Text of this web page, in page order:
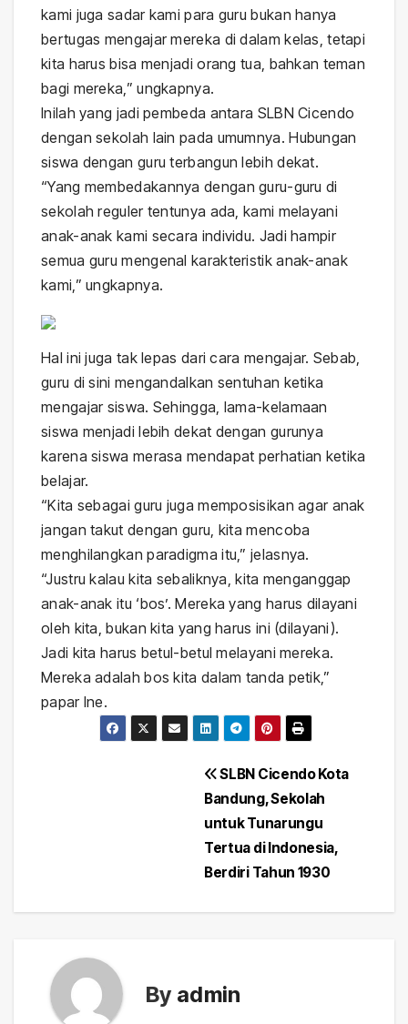
kami juga sadar kami para guru bukan hanya
bertugas mengajar mereka di dalam kelas, tetapi
kita harus bisa menjadi orang tua, bahkan teman
bagi mereka,” ungkapnya.
Inilah yang jadi pembeda antara SLBN Cicendo
dengan sekolah lain pada umumnya. Hubungan
siswa dengan guru terbangun lebih dekat.
“Yang membedakannya dengan guru-guru di
sekolah reguler tentunya ada, kami melayani
anak-anak kami secara individu. Jadi hampir
semua guru mengenal karakteristik anak-anak
kami,” ungkapnya.
Hal ini juga tak lepas dari cara mengajar. Sebab,
guru di sini mengandalkan sentuhan ketika
mengajar siswa. Sehingga, lama-kelamaan
siswa menjadi lebih dekat dengan gurunya
karena siswa merasa mendapat perhatian ketika
belajar.
“Kita sebagai guru juga memposisikan agar anak
jangan takut dengan guru, kita mencoba
menghilangkan paradigma itu,” jelasnya.
“Justru kalau kita sebaliknya, kita menganggap
anak-anak itu ‘bos’. Mereka yang harus dilayani
oleh kita, bukan kita yang harus ini (dilayani).
Jadi kita harus betul-betul melayani mereka.
Mereka adalah bos kita dalam tanda petik,”
papar Ine.
SLBN Cicendo Kota
Bandung, Sekolah
untuk Tunarungu
Tertua di Indonesia,
Berdiri Tahun 1930
By admin